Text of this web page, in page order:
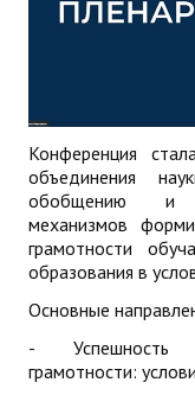
Конференция
объединения
обобщению и
механизмов
грамотности
образования в
Основные
- Успешность
грамотности: